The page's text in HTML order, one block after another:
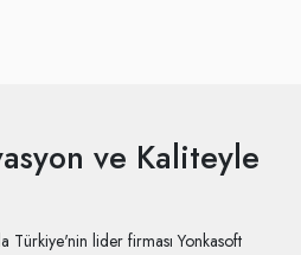
ve Kaliteyle
Türkiye'nin lider firması Yonkasoft